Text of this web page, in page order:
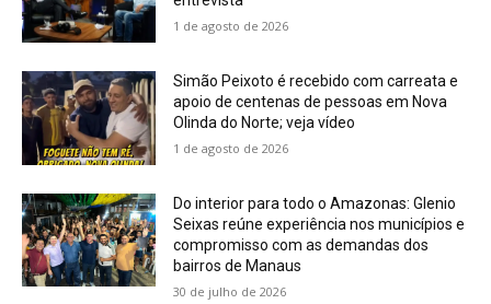
1 de agosto de 2026
Simão Peixoto é recebido com carreata e
apoio de centenas de pessoas em Nova
Olinda do Norte; veja vídeo
1 de agosto de 2026
Do interior para todo o Amazonas: Glenio
Seixas reúne experiência nos municípios e
compromisso com as demandas dos
bairros de Manaus
30 de julho de 2026